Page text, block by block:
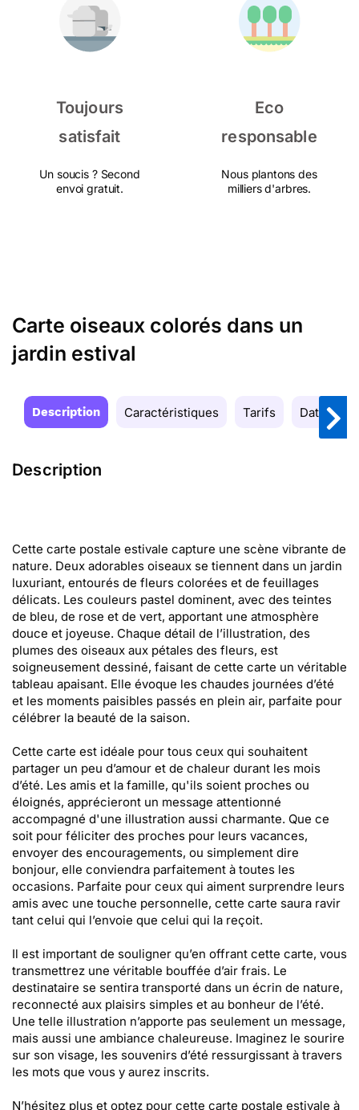
Toujours
satisfait
Un soucis ? Second
envoi gratuit.
Eco
responsable
Nous plantons des
milliers d'arbres.
Carte oiseaux colorés dans un
jardin estival
Description Caractéristiques Tarifs Date de
Description
Cette carte postale estivale capture une scène vibrante de
nature. Deux adorables oiseaux se tiennent dans un jardin
luxuriant, entourés de fleurs colorées et de feuillages
délicats. Les couleurs pastel dominent, avec des teintes
de bleu, de rose et de vert, apportant une atmosphère
douce et joyeuse. Chaque détail de l’illustration, des
plumes des oiseaux aux pétales des fleurs, est
soigneusement dessiné, faisant de cette carte un véritable
tableau apaisant. Elle évoque les chaudes journées d’été
et les moments paisibles passés en plein air, parfaite pour
célébrer la beauté de la saison.
Cette carte est idéale pour tous ceux qui souhaitent
partager un peu d’amour et de chaleur durant les mois
d’été. Les amis et la famille, qu'ils soient proches ou
éloignés, apprécieront un message attentionné
accompagné d'une illustration aussi charmante. Que ce
soit pour féliciter des proches pour leurs vacances,
envoyer des encouragements, ou simplement dire
bonjour, elle conviendra parfaitement à toutes les
occasions. Parfaite pour ceux qui aiment surprendre leurs
amis avec une touche personnelle, cette carte saura ravir
tant celui qui l’envoie que celui qui la reçoit.
Il est important de souligner qu’en offrant cette carte, vous
transmettrez une véritable bouffée d’air frais. Le
destinataire se sentira transporté dans un écrin de nature,
reconnecté aux plaisirs simples et au bonheur de l’été.
Une telle illustration n’apporte pas seulement un message,
mais aussi une ambiance chaleureuse. Imaginez le sourire
sur son visage, les souvenirs d’été ressurgissant à travers
les mots que vous y aurez inscrits.
N’hésitez plus et optez pour cette carte postale estivale à